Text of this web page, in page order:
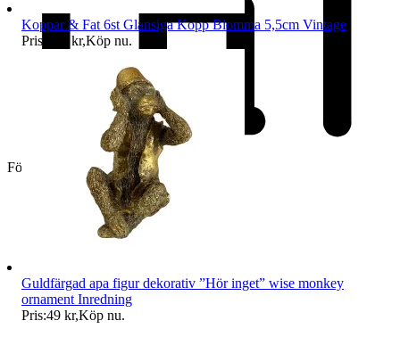
Företag
Koppar & Fat 6st Glansiga Kopp Blomma 5,5cm Vintage
Pris:
149 kr,Köp nu.
Guldfärgad apa figur dekorativ ”Hör inget” wise monkey
ornament Inredning
Pris:49 kr,Köp nu.